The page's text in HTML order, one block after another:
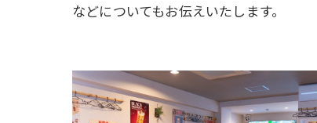
などについてもお伝えいたします。